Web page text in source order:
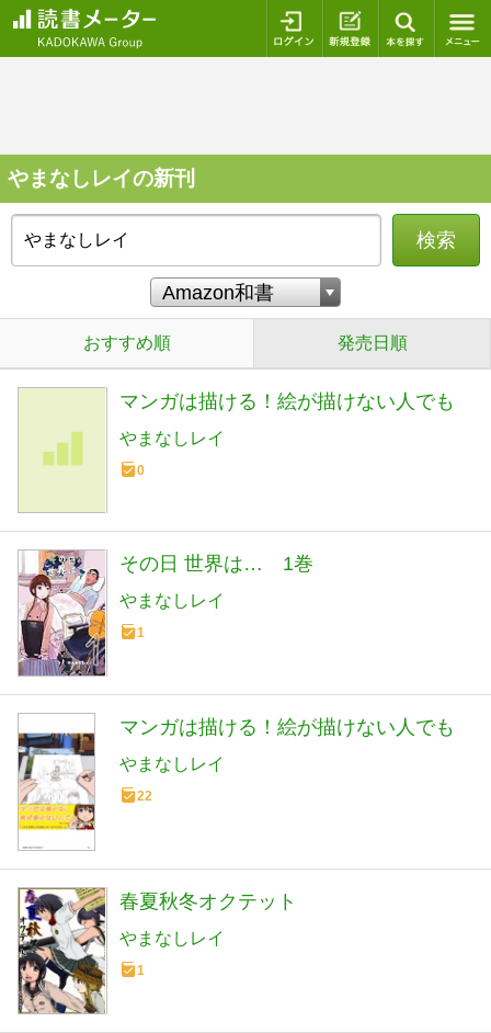
ログイン 新規登録
やまなしレイの新刊
検索
おすすめ順 発売日順
マンガは描ける！絵が描けない人でも
やまなしレイ
0
その日 世界は… 1巻
やまなしレイ
1
マンガは描ける！絵が描けない人でも
やまなしレイ
22
春夏秋冬オクテット
やまなしレイ
1